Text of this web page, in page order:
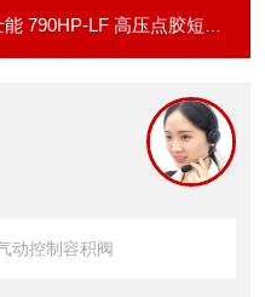
790HP-LF 高压点胶短管阀